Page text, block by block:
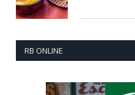
RB ONLINE